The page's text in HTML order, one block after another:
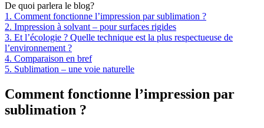
De quoi parlera le blog?
1. Comment fonctionne l’impression par sublimation ?
2. Impression à solvant – pour surfaces rigides
3. Et l’écologie ? Quelle technique est la plus respectueuse de
l’environnement ?
4. Comparaison en bref
5. Sublimation – une voie naturelle
Comment fonctionne l’impression par
sublimation ?